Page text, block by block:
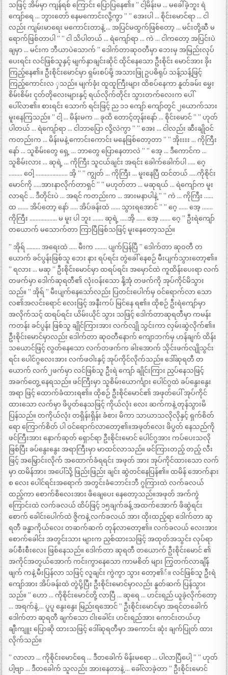
သဖြင့် အိမ်မှာ ကျန်ရစ် ကြောင်း ပြောပြနေ၏။ ” ငါ့မိန်းမ … မခေါ်ခဲ့ဘူး ရဲ
ကျော်ရေ … ဘွားတော် နေမကောင်းလို့ကွာ ” ” အေးပါ … စိုင်းမောင်ရာ … ငါ
လည်း ကျမ်းမာရေး မကောင်းတာနဲ့ … အပြင်မထွက်ဖြစ်တော့ … မင်းတို့ဆီ မ
ရောက်ဖြစ်တာပါ ” ” ငါ သိပါတယ် … ရဲကျော်ရာ … ကဲ … ငါကတော့ အပြင်းပဲ
ချမှာ … မင်းက ဘီယာပဲသောက် ” ဒေါက်တာဆုဝတီမှာ ဘေးမှ အမြည်းလုပ်
ပေးရင်း လင်ဖြစ်သူနှင့် မျက်နှာချင်းဆိုင် ထိုင်နေသော ဦးစိုင်း မောင်အား ခိုး
ကြည့်နေ၏။ ဦးစိုင်းမောင်မှာ ရှမ်းစပ်မို့ အသားဖြု ဥပဓိရုပ် သန့်သန့်ဖြင့်
ကြည့်ကောင်းလ ှသည်။ မျက်ခုံး ထူထူကြီးများ ထိစပ်နေကာ နူတ်ခမ်း မွှေး
စိမ်းစိမ်း ငုတ်တိုလေးများနှင့် ရယ်လိုက်တိုင်း သွားတက်လေးက ပေါ်
ပေါ်လာ၏။ စားရင်း သောက် ရင်းဖြင့် ည ၁၁ ကျော် ကျော်တွင် ၂ယောက်သား
မူးနေကြသည်။ ” ငါ့ … မိန်းမက … ခုထိ တောင့်တုန်းနော် … စိုင်းမောင် ” ” ဟုတ်
ပါတယ် … ရဲကျော်ရာ … ငါဘာပြော လို့လဲကွာ ” ” အေး … ငါလည်း ဆီးချိုဝင်
ကတည်းက … မိန်းမနဲ့ ကောင်းကောင်း မနေဖြစ်တော့တာ ” ” အိုးးးး … ကိုကြီး
နော် … သူစိမ်းတွေ ရှေ့ … ဘာတွေ ပြောနေတာလဲ ” ” အေ့ … ဒီကောင်က …
သူစိမ်းလား … ဆုရဲ့ … ကိုကြီး သူငယ်ချင်း အရင်း ခေါက်ခေါက်ပါ ….. ဂေ့
……… ဝေါ့ ………………… အိ့ ” ” ကျွတ် … ကိုကြီး … မူးနေပြီ ထင်တယ် …..ကိုစိုင်း
မောင်ကို …..အားနာလိုက်တာရှင် ” ” မဟုတ်တာ … မဆုရယ် … ရဲကျော်က မူး
လာရင် … ဒီတိုင်းပဲ … အရင် ကတည်းက … အားမနာပါနဲ့ ” ” ကဲ … ကိုကြီး ……
ထ ……. အိပ်တော့ နော် ….. အိပ်ခန်းထဲ …… သွားရအောင် ” ” ဂေ့ …… အေ့ …….
ကိုကြီး ……………… မ မူး ပါ ဘူး ……. ဆုရဲ့ …..အိ့ …… အေ့ ……. ဂေ့ ” ဦးရဲကျော်
တယောက် မသောက်တာ ကြာပြီဖြစ်သဖြင့် မူးနေတော့သည်။
” အိုရ် ……… အရေးထဲ ….. မီးက …….. ပျက်ပြန်ပြီ ” ဒေါက်တာ ဆုဝတီ တ
ယောက် ခင်ပွန်းဖြစ်သူ ဘေး နား ရပ်ရင်း တွဲခေါ် နေစဉ် မီးပျက်သွားတော့၏။
” ရလား … မဆု ” ဦးစိုင်းမောင်မှာ ထရပ်ရင်း အမှောင်ထဲ ကူထိန်းပေးရာ လက်
တဖက်မှာ ဒေါက်ဆုရတီ၏ လုံးဝန်းသော နို့အုံ တဖက်ကို အုပ်ကိုင်မိသွား
သည်။ ” အိုရ် ” မီးပျက်နေသော်လည်း ပြတင်းပေါက်မှ ဝင်ရောက်လာ သော
လ၏အလင်းရောင် လေးဖြင့် အနီးကပ် မြင်နေ ရ၏။ ထိုစဉ် ဦးရဲကျော်မှာ
အလိုက်သင့် ထရပ်ရင်း ယိမ်းယိုင် သွား သဖြင့် ဒေါက်တာဆုရတီမှာ ကမန်း
ကတန်း ခင်ပွန်း ဖြစ်သူ ချိုင်ကြားအား လက်လျို သွင်းကာ လှမ်းဆွဲလိုက်၏။
ဦးစိုင်းမောင်မှာလည်း ဒေါက်တာ ဆုဝတီနောက် ကျောဘက်မှ ဟန်ချက် ထိန်း
သယောင်ဖြင့် လွတ်နေသော လက်တဖက်က ခါးအောက် သိုင်းဖက်လျိုသွင်း
ရင်း ပေါင်ဂွလေးအား လက်ဖဝါးနှင့် အုပ်ကိုင်လိုက်သည်။ ဒေါ်ဆုရတီ တ
ယောက် လက်၂ဖက်မှာ လင်ဖြစ်သူ ဦးရဲ ကျော် ချိုင်းကြား ညှပ်နေသဖြင့်
အခက်တွေ့ နေရသည်။ ဖင်ကြီးမှာ သူစိမ်းယောင်္ကျား ပေါင်ဂွထဲ ခပ်နွေးနွေး
အရာ ဖြင့် ထောက်ခံထားရ၏။ ထိုစဉ် ဦးစိုင်မောင်၏ အဖုတ်ပေါ် အုပ်ကိုင်
ထားသော လက်မှာ ဖိပွတ်နေသဖြင့် ကိုယ်လုံး လေး ဆက်ကနဲ့ တုန်သွားမိ
ပြန်သည်။ တကိုယ်လုံး တရှိန်းရှိန်း ခံစား မိကာ သာယာသလိုလိုနှင့် ရှက်စိတ်
ရော ကြောက်စိတ် ပါ ဝင်ရောက်လာတော့၏။အဖုတ်လေး ဖိပွတ် နေသည်ကို
ဖင်ကြီးအား နောက်ဆုတ် ရှောင်ရာ ဦးစိုင်းမောင် ပေါင်ဂွအား ကပ်ပေးသလို
ဖြစ်ပြီး ခပ်နွေးနွေး အရာကြီးမှာ မာထင်လာသည်။ ဖင်ကြားတည့် တည့် လီး
ဖြင့် အမြှောင်းလိုက် အထောက်ခံရရင်း အဖုတ် အား အုပ်ကိုင်ထားသော လက်
မှာ ထမိန်အား အပေါ်သို့ ဖြည်းဖြည်း ချင်း ဆွဲတင်နေပြန်၏။ ထမိန် အောက်နား
စ လေး ပေါင်ရင်းအရောက် အတွင်းခံဘောင်းဘီ ဂွကြားထဲ လက်ခလယ်
ထည့်ကာ စောက်စိလေးအား ဖိချေပေး နေတော့သည်။အဖုတ် အက်ကွဲ
ကြောင်းထဲ လက်ခလယ် ထိပ်ဖြင့် ၁၅ချက်ခန့် အထက်အောက် ဖိဆွဲရင်း
စောက် ခေါင်းပေါက်ထဲ ဇွိကနဲ့ လက်ခလယ် အား ထိုးထည့်ရာ ဒေါက်တာ ဆု
ရတီ ခန္ဓာကိုယ်လေး တဆက်ဆက် တုန်လာတော့၏။ လက်ခလယ် လေးအား
စောက်ခေါင်း အတွင်းသား များက ညှစ်ထားသဖြင့် အထုတ်အသွင်း လုပ်ရာ
ခပ်စီးစီးလေး ဖြစ်နေသည်။ ဒေါက်တာ ဆုရတီ တယောက် ဦးစိုင်းမောင် ၏
အကိုင်အတွယ်အောက် ကင်းကွာနေသော ကာမစိတ် များ ကြွတက်လာချိန်
ဖျက် ကနဲ့ မီးပြန်လာ သဖြင့် လူချင်း ကွဲကွာ သွား တော့၏်။ လင်ဖြစ်သူ ဦးရဲ
ကျော်အား အိပ်ခန်းထဲ တွဲပို့ပြီး ဦးစိုင်းမောင်မှာလည်း နူတ်ဆက် ပြန်သွား
သည်။ ” ဟော … ကိုစိုင်းမောင်တို့ လာပြီ … ဆုရေ … ဟင်းရည် ယူခဲ့လိုက်တော့
… အရက်နဲ့ … ပူပူ နွေးနွေး မြည်းရအောင် ” ဦးစိုင်းမောင်မှာ အရင်တခေါက်
ဒေါက်တာ ဆုရတီ ချက်သော ငါးခေါင်း ဟင်းရည်အား ကောင်းတယ်ဟု
ချီးကျူး ပြောဆို ထားသဖြင့် ဒေါ်ဆုရတီမှာ အကောင်း ဆုံး ချက်ပြုတ် ထား
လိုက်သည်။
” လာလာ … ကိုစိုင်းမောင်ရေ … ဒီတခေါက် မိန်းမရော … ပါလာပြီပေါ့ ” ” ဟုတ်
ပါ့ဗျာ … ဒီတခေါက် သူလည်း အားနေတာနဲ့ … ခေါ်လာခဲ့တာ ” ဦးစိုင်းမောင်